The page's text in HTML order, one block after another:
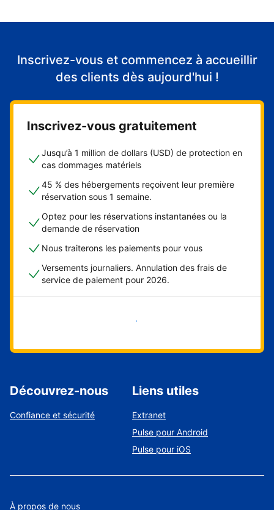
Inscrivez-vous et commencez à accueillir
des clients dès aujourd'hui !
Inscrivez-vous gratuitement
Jusqu’à 1 million de dollars (USD) de protection en
cas dommages matériels
45 % des hébergements reçoivent leur première
réservation sous 1 semaine.
Optez pour les réservations instantanées ou la
demande de réservation
Nous traiterons les paiements pour vous
Versements journaliers. Annulation des frais de
service de paiement pour 2026.
Démarrer maintenant
Découvrez-nous
Confiance et sécurité
Liens utiles
Extranet
Pulse pour Android
Pulse pour iOS
À propos de nous